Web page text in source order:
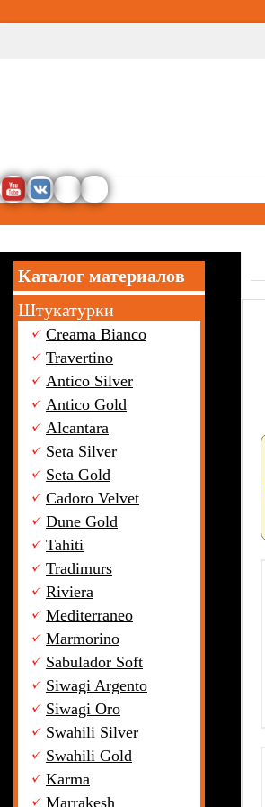
Перейти
Каталог материалов
Штукатурки
Creama Bianco
Travertino
Antico Silver
Antico Gold
Alcantara
Seta Silver
Seta Gold
Cadoro Velvet
Dune Gold
Tahiti
Tradimurs
Riviera
Mediterraneo
Marmorino
Sabulador Soft
Siwagi Argento
Siwagi Oro
Swahili Silver
Swahili Gold
Karma
Marrakesh